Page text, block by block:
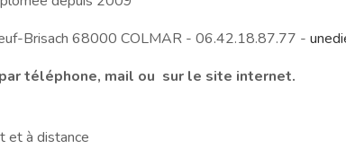
Brisach 68000 COLMAR - 06.42.18.87.77 -
téléphone, mail ou sur le site internet.
et à distance